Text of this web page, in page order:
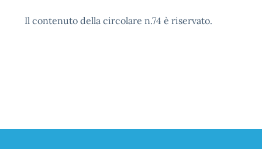
Il contenuto della circolare n.74 è riservato.